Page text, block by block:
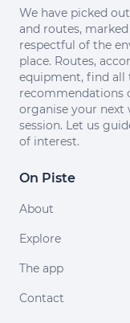
We have picked
and routes,
respectful of the
place. Routes,
equipment, find all
recommendations
organise your next
session. Let us
of interest.
On Piste
About
Explore
The app
Contact